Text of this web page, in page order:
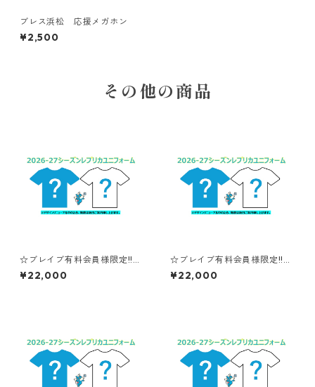
ブレス浜松 応援メガホン
¥2,500
その他の商品
☆ブレイブ有料会員様限定!!送
料無料キャンペーン☆【XS～
２XLサイズ】#14浮島杏加
¥22,000
☆ブレイブ有料会員様限定!!送
料無料キャンペーン☆【XS～
２XLサイズ】#21田中亜弓海：
¥22,000